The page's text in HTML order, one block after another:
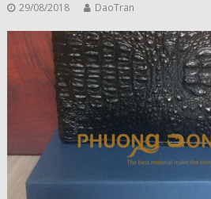
29/08/2018 DaoTran